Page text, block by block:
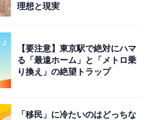
理想と現実
【要注意】東京駅で絶対にハマ
る「最遠ホーム」と「メトロ乗
り換え」の絶望トラップ
「移民」に冷たいのはどっちな